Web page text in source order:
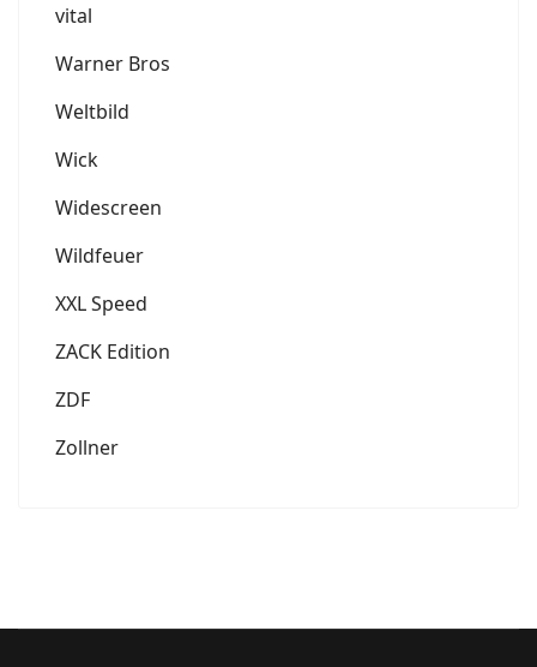
vital
Warner Bros
Weltbild
Wick
Widescreen
Wildfeuer
XXL Speed
ZACK Edition
ZDF
Zollner